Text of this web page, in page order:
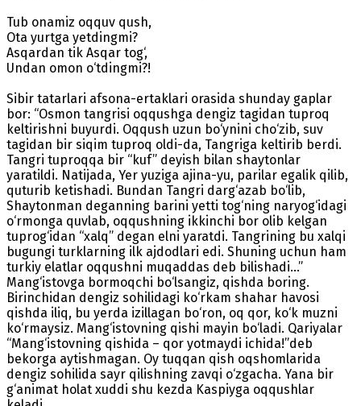
Tub onamiz oqquv qush,
Ota yurtga yetdingmi?
Asqardan tik Asqar tog‘,
Undan omon o‘tdingmi?!
Sibir tatarlari afsona-ertaklari orasida shunday gaplar
bor: “Osmon tangrisi oqqushga dengiz tagidan tuproq
keltirishni buyurdi. Oqqush uzun bo‘ynini cho‘zib, suv
tagidan bir siqim tuproq oldi-da, Tangriga keltirib berdi.
Tangri tuproqqa bir “kuf” deyish bilan shaytonlar
yaratildi. Natijada, Yer yuziga ajina-yu, parilar egalik qilib,
quturib ketishadi. Bundan Tangri darg‘azab bo‘lib,
Shaytonman deganning barini yetti tog‘ning naryog‘idagi
o‘rmonga quvlab, oqqushning ikkinchi bor olib kelgan
tuprog‘idan “xalq” degan elni yaratdi. Tangrining bu xalqi
bugungi turklarning ilk ajdodlari edi. Shuning uchun ham
turkiy elatlar oqqushni muqaddas deb bilishadi...”
Mang‘istovga bormoqchi bo‘lsangiz, qishda boring.
Birinchidan dengiz sohilidagi ko‘rkam shahar havosi
qishda iliq, bu yerda izillagan bo‘ron, oq qor, ko‘k muzni
ko‘rmaysiz. Mang‘istovning qishi mayin bo‘ladi. Qariyalar
“Mang‘istovning qishida – qor yotmaydi ichida!”deb
bekorga aytishmagan. Oy tuqqan qish oqshomlarida
dengiz sohilida sayr qilishning zavqi o‘zgacha. Yana bir
g‘animat holat xuddi shu kezda Kaspiyga oqqushlar